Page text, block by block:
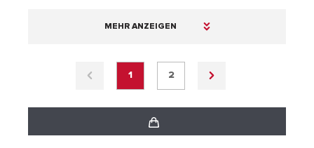
MEHR ANZEIGEN
1 2